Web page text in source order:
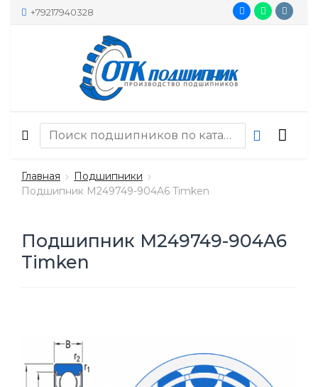
+79217940328
Главная
Подшипники
Подшипник M249749-904A6 Timken
Подшипник M249749-904A6
Timken